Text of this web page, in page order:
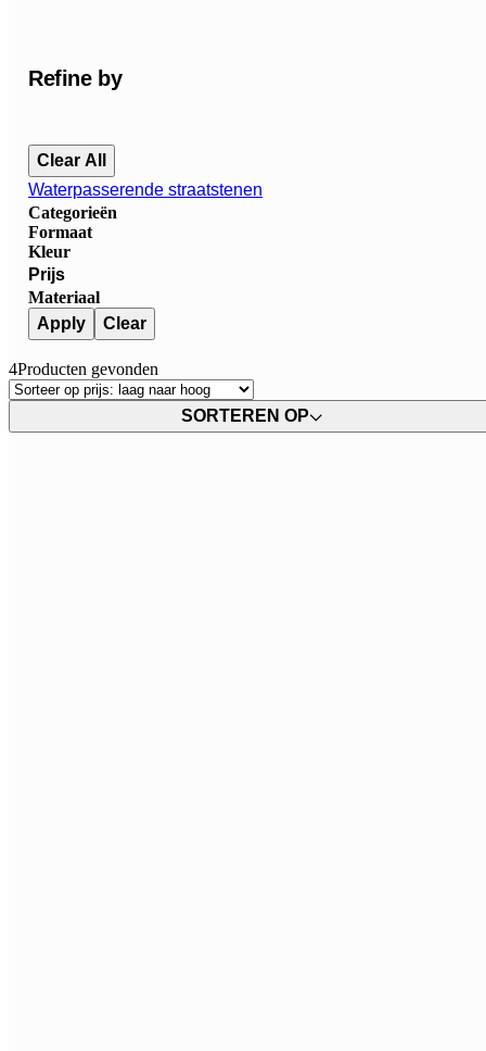
Refine by
Clear All
Waterpasserende straatstenen
Categorieën
Formaat
Kleur
Prijs
Materiaal
Apply
Clear
4Producten gevonden
SORTEREN OP